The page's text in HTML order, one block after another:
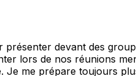
devant des
lors de nos réunions
me prépare toujours